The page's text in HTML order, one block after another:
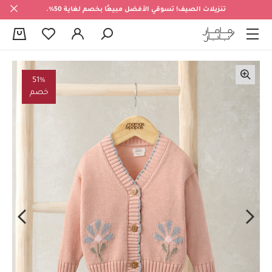
تنزيلات الصيف! تسوقي الأفضل مبيعًا بخصم لغاية 50%.
51%
خصم